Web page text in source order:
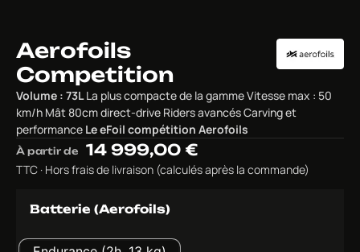
Aerofoils
Competition
Volume : 73LLa plus compacte de la gamme Vitesse max : 50
km/h Mât 80cm direct-drive Riders avancés Carving et
performance Le eFoil compétition Aerofoils
À partir de 14 999,00 €
TTC · Hors frais de livraison (calculés après la commande)
Batterie (Aerofoils)